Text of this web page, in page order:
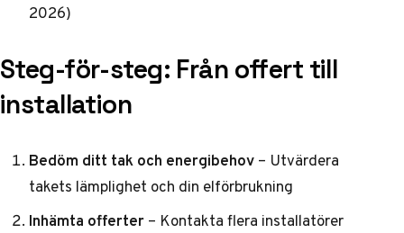
2026)
Steg-för-steg: Från offert till
installation
Bedöm ditt tak och energibehov– Utvärdera
takets lämplighet och din elförbrukning
Inhämta offerter– Kontakta flera installatörer